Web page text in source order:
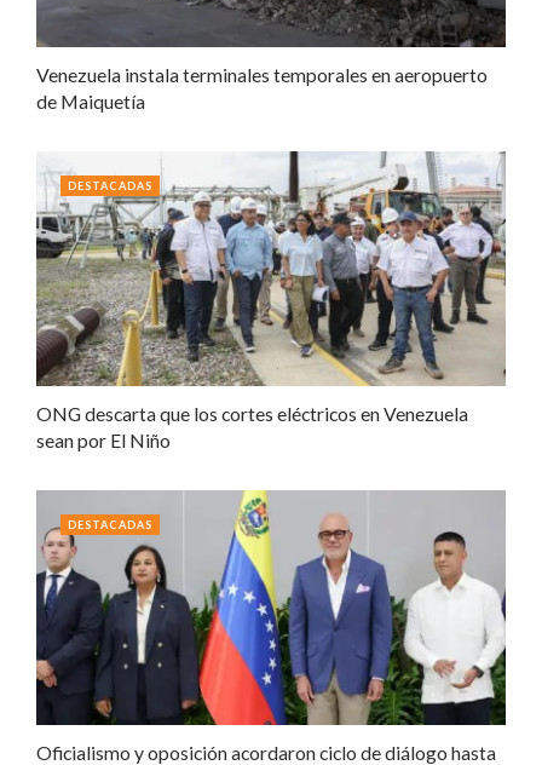
Venezuela instala terminales temporales en aeropuerto
de Maiquetía
ONG descarta que los cortes eléctricos en Venezuela
sean por El Niño
DESTACADAS
Oficialismo y oposición acordaron ciclo de diálogo hasta
DESTACADAS